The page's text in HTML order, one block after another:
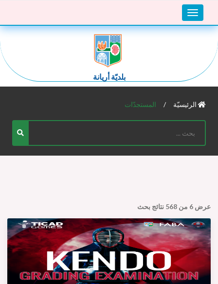
Toggle
navigation
بلديّة أريانة
الرئيسيّة المستجدّات
عرض 6 من 568 نتائج بحث